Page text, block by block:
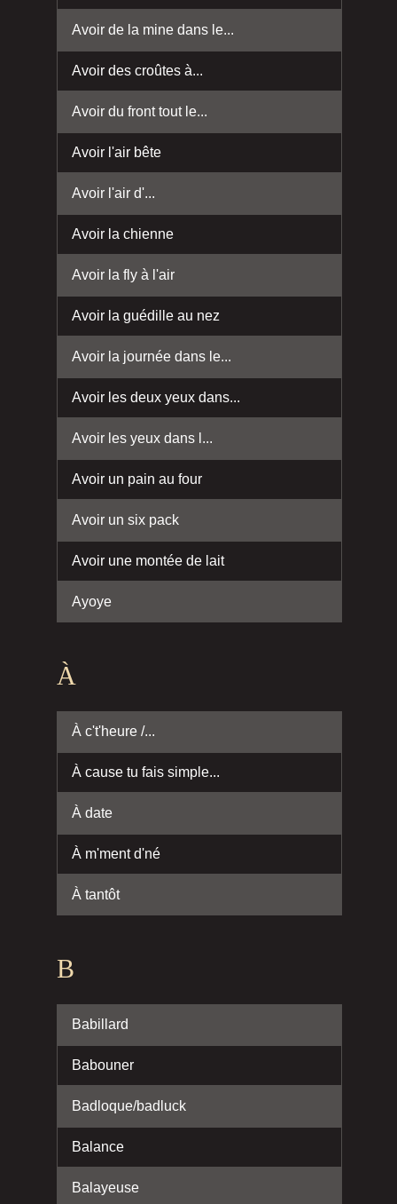
Avoir de la mine dans le...
Avoir des croûtes à...
Avoir du front tout le...
Avoir l'air bête
Avoir l'air d'...
Avoir la chienne
Avoir la fly à l'air
Avoir la guédille au nez
Avoir la journée dans le...
Avoir les deux yeux dans...
Avoir les yeux dans l...
Avoir un pain au four
Avoir un six pack
Avoir une montée de lait
Ayoye
À
À c't'heure /...
À cause tu fais simple...
À date
À m'ment d'né
À tantôt
B
Babillard
Babouner
Badloque/badluck
Balance
Balayeuse